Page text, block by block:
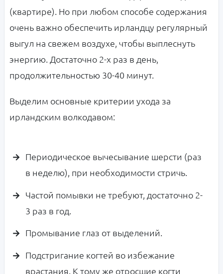
(квартире). Но при любом способе содержания
очень важно обеспечить ирландцу регулярный
выгул на свежем воздухе, чтобы выплеснуть
энергию. Достаточно 2-х раз в день,
продолжительностью 30-40 минут.
Выделим основные критерии ухода за
ирландским волкодавом:
Периодическое вычесывание шерсти (раз
в неделю), при необходимости стричь.
Частой помывки не требуют, достаточно 2-
3 раз в год.
Промывание глаз от выделений.
Подстригание когтей во избежание
врастания. К тому же отросшие когти